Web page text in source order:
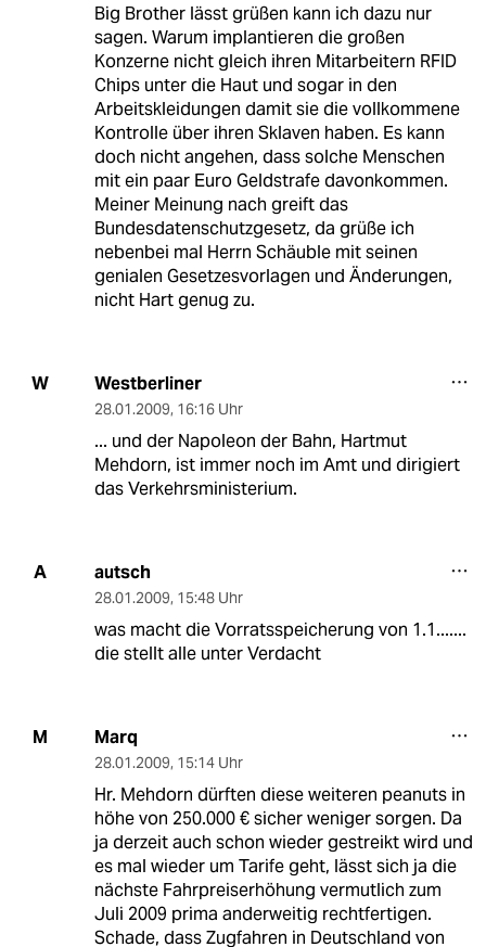
Big Brother lässt grüßen kann ich dazu nur
sagen. Warum implantieren die großen
Konzerne nicht gleich ihren Mitarbeitern RFID
Chips unter die Haut und sogar in den
Arbeitskleidungen damit sie die vollkommene
Kontrolle über ihren Sklaven haben. Es kann
doch nicht angehen, dass solche Menschen
mit ein paar Euro Geldstrafe davonkommen.
Meiner Meinung nach greift das
Bundesdatenschutzgesetz, da grüße ich
nebenbei mal Herrn Schäuble mit seinen
genialen Gesetzesvorlagen und Änderungen,
nicht Hart genug zu.
W Westberliner
28.01.2009, 16:16 Uhr
... und der Napoleon der Bahn, Hartmut
Mehdorn, ist immer noch im Amt und dirigiert
das Verkehrsministerium.
A autsch
28.01.2009, 15:48 Uhr
was macht die Vorratsspeicherung von 1.1.......
die stellt alle unter Verdacht
M Marq
28.01.2009, 15:14 Uhr
Hr. Mehdorn dürften diese weiteren peanuts in
höhe von 250.000 € sicher weniger sorgen. Da
ja derzeit auch schon wieder gestreikt wird und
es mal wieder um Tarife geht, lässt sich ja die
nächste Fahrpreiserhöhung vermutlich zum
Juli 2009 prima anderweitig rechtfertigen.
Schade, dass Zugfahren in Deutschland von